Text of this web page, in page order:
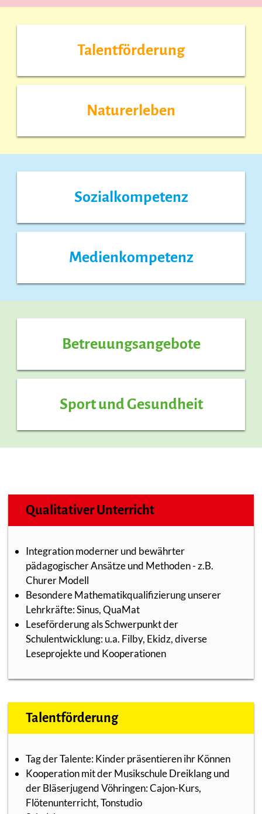
Talentförderung
Naturerleben
Sozialkompetenz
Medienkompetenz
Betreuungsangebote
Sport und Gesundheit
Qualitativer Unterricht
Integration moderner und bewährter
pädagogischer Ansätze und Methoden - z.B.
Churer Modell
Besondere Mathematikqualifizierung unserer
Lehrkräfte: Sinus, QuaMat
Leseförderung als Schwerpunkt der
Schulentwicklung: u.a. Filby, Ekidz, diverse
Leseprojekte und Kooperationen
Talentförderung
Tag der Talente: Kinder präsentieren ihr Können
Kooperation mit der Musikschule Dreiklang und
der Bläserjugend Vöhringen: Cajon-Kurs,
Flötenunterricht, Tonstudio